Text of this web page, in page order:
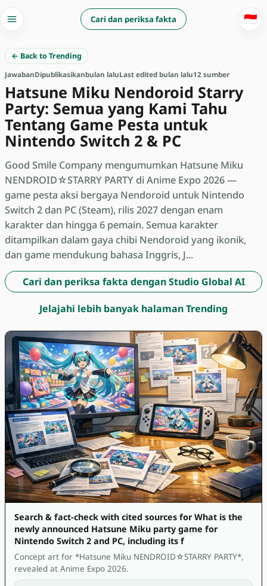
Cari dan periksa fakta 🇮🇩
← Back to Trending
JawabanDipublikasikanbulan laluLast edited bulan lalu12 sumber
Hatsune Miku Nendoroid Starry
Party: Semua yang Kami Tahu
Tentang Game Pesta untuk
Nintendo Switch 2 & PC
Good Smile Company mengumumkan Hatsune Miku
NENDROID☆STARRY PARTY di Anime Expo 2026 —
game pesta aksi bergaya Nendoroid untuk Nintendo
Switch 2 dan PC (Steam), rilis 2027 dengan enam
karakter dan hingga 6 pemain. Semua karakter
ditampilkan dalam gaya chibi Nendoroid yang ikonik,
dan game mendukung bahasa Inggris, J...
Cari dan periksa fakta dengan Studio Global AI
Jelajahi lebih banyak halaman Trending
Search & fact-check with cited sources for What is the
newly announced Hatsune Miku party game for
Nintendo Switch 2 and PC, including its f
Concept art for *Hatsune Miku NENDROID☆STARRY PARTY*,
revealed at Anime Expo 2026.